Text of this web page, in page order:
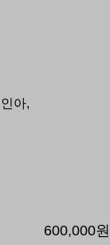
아,
600,000원